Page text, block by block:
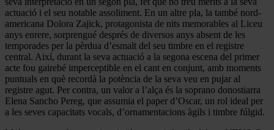
actuació i el seu notable assoliment. En un altre pla, la també nord-
americana Dolora Zajick, protagonista de nits memorables al Liceu
anys enrere, sorprengué després de diversos anys absent de les
temporades per la pèrdua d’esmalt del seu timbre en el registre
central. Així, durant la seva actuació a la segona escena del primer
acte fou gairebé imperceptible en el cant en conjunt, amb moments
puntuals en què recordà la potència de la seva veu en pujar al
registre agut. Per contra, un valor a l’alça és la soprano donostiarra
Elena Sancho Pereg, que assumia el paper d’Oscar, un rol ideal per
a les seves capacitats vocals, d’ornamentacions àgils i timbre fúlgid.